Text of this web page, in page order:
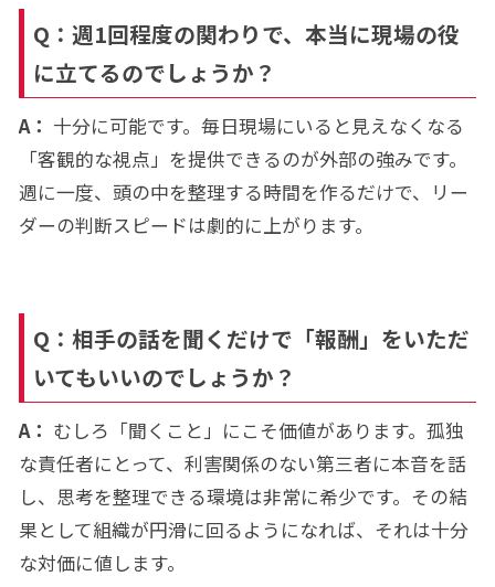
Q：週1回程度の関わりで、本当に現場の役
に立てるのでしょうか？
A： 十分に可能です。毎日現場にいると見えなくなる
「客観的な視点」を提供できるのが外部の強みです。
週に一度、頭の中を整理する時間を作るだけで、リー
ダーの判断スピードは劇的に上がります。
Q：相手の話を聞くだけで「報酬」をいただ
いてもいいのでしょうか？
A： むしろ「聞くこと」にこそ価値があります。孤独
な責任者にとって、利害関係のない第三者に本音を話
し、思考を整理できる環境は非常に希少です。その結
果として組織が円滑に回るようになれば、それは十分
な対価に値します。